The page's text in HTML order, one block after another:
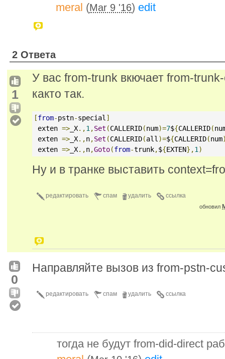
meral (Mar 9 '16) edit
2 Ответа
1
У вас from-trunk вкючает from-
както так.
[from-pstn-special ]
exten => _X.,1 ,Set (CALLERID(num)=7${CALLERID(
exten => _X.,n,Set (CALLERID(all )=${CALLERID(num
exten => _X.,n,Goto(from-trunk,${EXTEN},1 )
Ну и в транке выставить
ссылка
удалить
спам
редактировать
обновил
0
Направляйте вызов из from-pstn-
ссылка
удалить
спам
редактировать
тогда не будут from-did-direct